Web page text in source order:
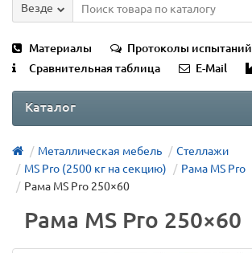
Везде
Материалы
Протоколы испытаний
Сравнительная таблица
E-Mail
Каталог
Металлическая мебель
Стеллажи
MS Pro (2500 кг на секцию)
Рама MS Pro
Рама MS Pro 250×60
Рама MS Pro 250×60